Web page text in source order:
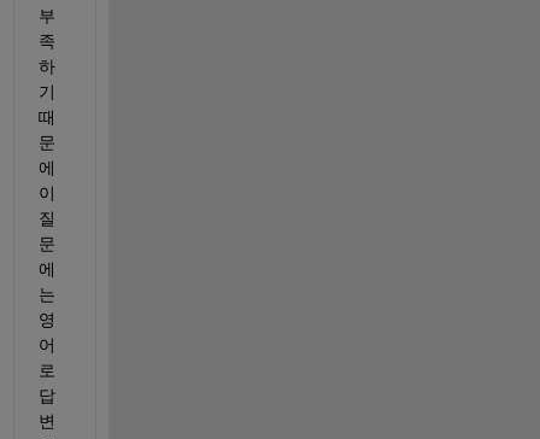
부
족
하
기
때
문
에
이
질
문
에
는
영
어
로
답
변